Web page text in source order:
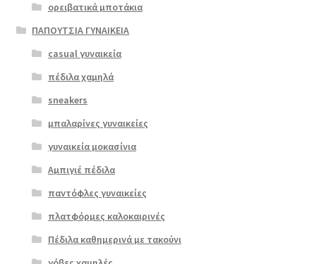
ορειβατικά μποτάκια
ΠΑΠΟΥΤΣΙΑ ΓΥΝΑΙΚΕΙΑ
casual γυναικεία
πέδιλα χαμηλά
sneakers
μπαλαρίνες γυναικείες
γυναικεία μοκασίνια
Αμπιγιέ πέδιλα
παντόφλες γυναικείες
πλατφόρμες καλοκαιρινές
Πέδιλα καθημερινά με τακούνι